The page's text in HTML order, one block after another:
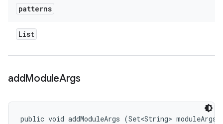
patterns
List
addModuleArgs
public void addModuleArgs (Set<String> moduleArgs)